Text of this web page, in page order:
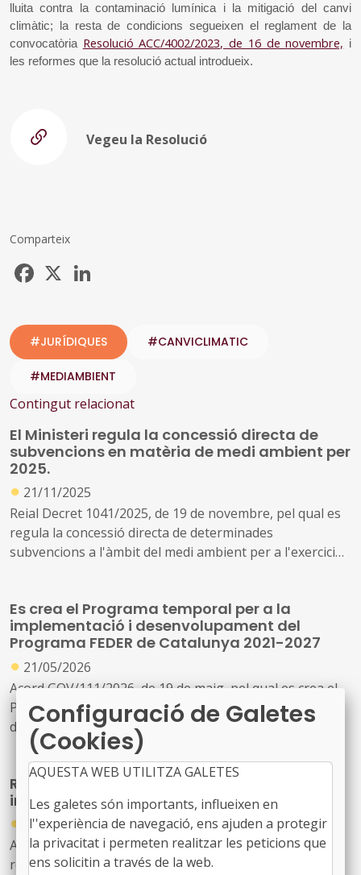
lluita contra la contaminació lumínica i la mitigació del canvi
climàtic; la resta de condicions segueixen el reglament de la
convocatòria Resolució ACC/4002/2023, de 16 de novembre, i
les reformes que la resolució actual introdueix.
Vegeu la Resolució
Comparteix
Facebook
#JURÍDIQUES #CANVICLIMATIC
#MEDIAMBIENT
Contingut relacionat
El Ministeri regula la concessió directa de
subvencions en matèria de medi ambient per
2025.
● 21/11/2025
Reial Decret 1041/2025, de 19 de novembre, pel qual es
regula la concessió directa de determinades
subvencions a l'àmbit del medi ambient per a l'exercici
Es crea el Programa temporal per a la
implementació i desenvolupament del
Programa FEDER de Catalunya 2021-2027
● 21/05/2026
Acord GOV/111/2026, de 19 de maig, pel qual es crea el
Programa temporal per a la implementació i
desenvolupament del Programa FEDER de Catalunya
2021-2027 al Departament de Territori, Habitatge i
Transició Ecològica
Revisió del Pla INUNCAT per fer front a
inundacions agreujades pel canvi climàtic
●
26/03/2026
Acord GOV/65/2026, de 24 de març, pel qual s'aprova la
revisió del Pla especial d'emergències per inundacions
Configuració de Galetes
(Cookies)
AQUESTA WEB UTILITZA GALETES
Les galetes són importants, influeixen en
l''experiència de navegació, ens ajuden a protegir
la privacitat i permeten realitzar les peticions que
ens solicitin a través de la web.